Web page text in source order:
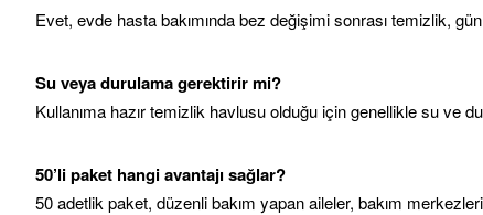
Evet, evde hasta bakımında bez değişimi sonrası temizlik,
Su veya durulama gerektirir mi?
Kullanıma hazır temizlik havlusu olduğu için genellikle su ve
50’li paket hangi avantajı sağlar?
50 adetlik paket, düzenli bakım yapan aileler, bakım